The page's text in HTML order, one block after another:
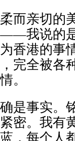
而亲切的
我说的
香港的事
完全被各
。
是事实。
密。我有
，每个人